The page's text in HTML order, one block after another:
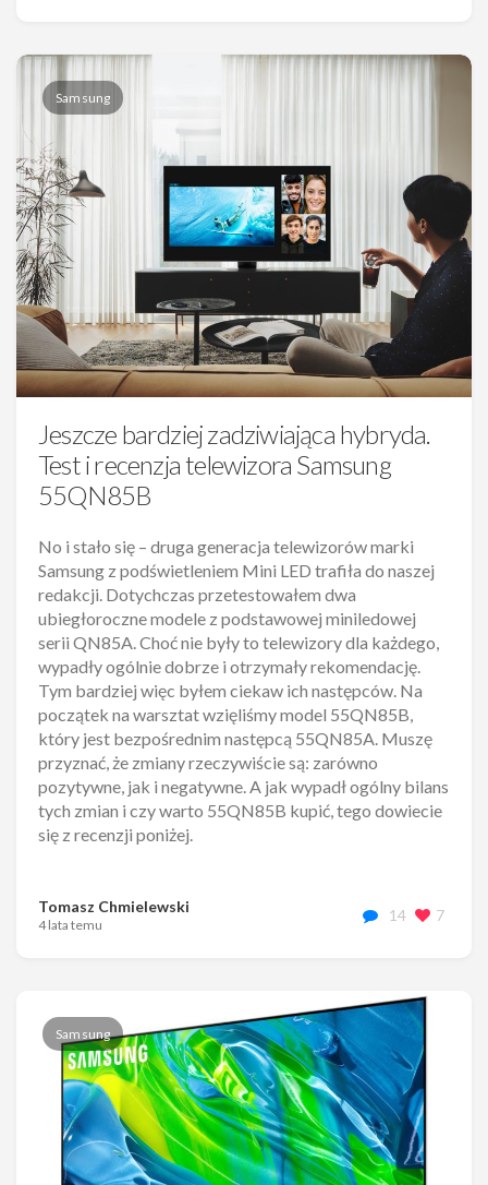
Samsung
Jeszcze bardziej zadziwiająca hybryda.
Test i recenzja telewizora Samsung
55QN85B
No i stało się – druga generacja telewizorów marki
Samsung z podświetleniem Mini LED trafiła do naszej
redakcji. Dotychczas przetestowałem dwa
ubiegłoroczne modele z podstawowej miniledowej
serii QN85A. Choć nie były to telewizory dla każdego,
wypadły ogólnie dobrze i otrzymały rekomendację.
Tym bardziej więc byłem ciekaw ich następców. Na
początek na warsztat wzięliśmy model 55QN85B,
który jest bezpośrednim następcą 55QN85A. Muszę
przyznać, że zmiany rzeczywiście są: zarówno
pozytywne, jak i negatywne. A jak wypadł ogólny bilans
tych zmian i czy warto 55QN85B kupić, tego dowiecie
się z recenzji poniżej.
Tomasz Chmielewski
4 lata temu
14 7
Samsung